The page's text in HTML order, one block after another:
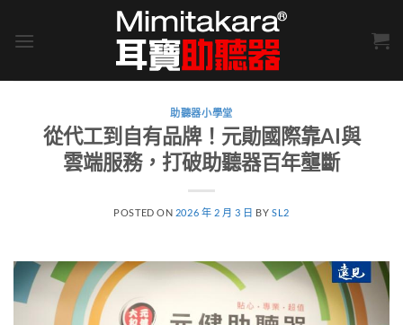
助聽器小學堂
從代工到自有品牌！元勛國際靠AI與
雲端服務，打破助聽器百年壟斷
POSTED ON 2026 年 2 月 3 日 BY SL2